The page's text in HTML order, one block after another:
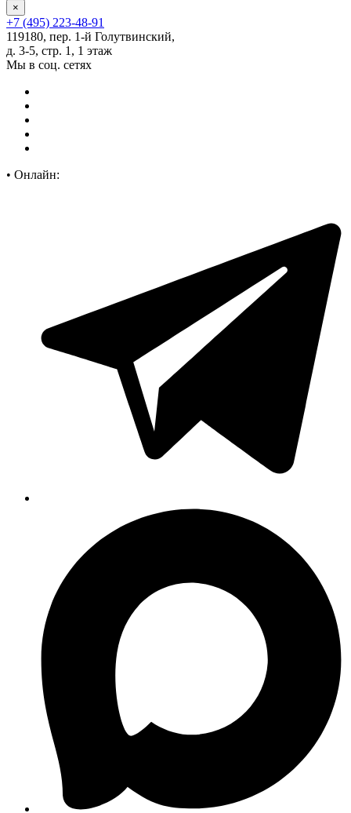
×
+7 (495) 223-48-91
119180, пер. 1-й Голутвинский,
д. 3-5, стр. 1, 1 этаж
Мы в соц. сетях
• Онлайн: